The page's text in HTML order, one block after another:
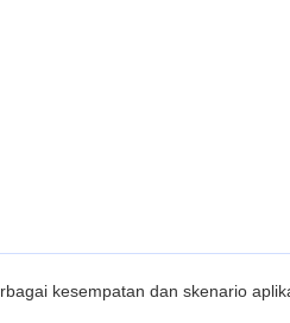
kesempatan dan skenario